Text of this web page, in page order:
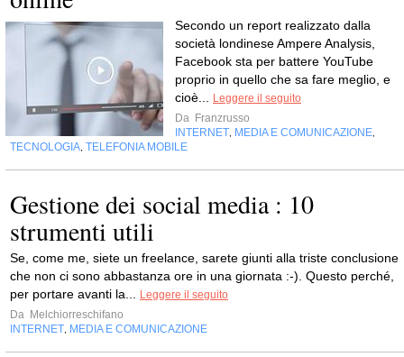
Secondo un report realizzato dalla
società londinese Ampere Analysis,
Facebook sta per battere YouTube
proprio in quello che sa fare meglio, e
cioè...
Leggere il seguito
Da Franzrusso
INTERNET MEDIA E COMUNICAZIONE
TECNOLOGIA TELEFONIA MOBILE
Gestione dei social media : 10
strumenti utili
Se, come me, siete un freelance, sarete giunti alla triste conclusione
che non ci sono abbastanza ore in una giornata :-). Questo perché,
per portare avanti la...
Leggere il seguito
Da Melchiorreschifano
INTERNET MEDIA E COMUNICAZIONE